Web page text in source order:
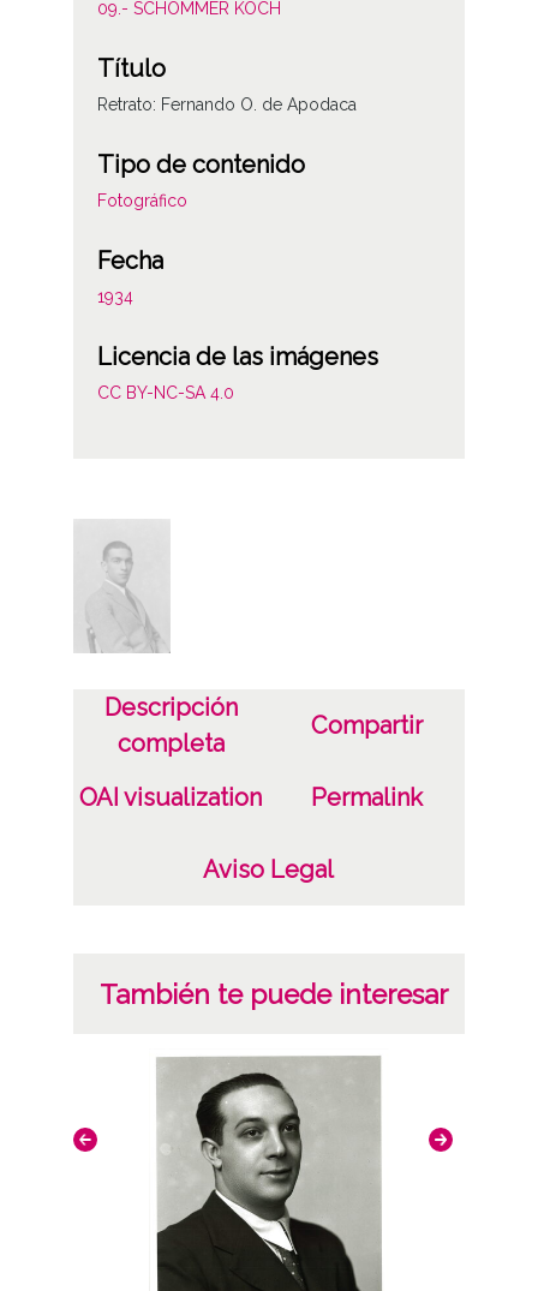
09.- SCHOMMER KOCH
Título
Retrato: Fernando O. de Apodaca
Tipo de contenido
Fotográfico
Fecha
1934
Licencia de las imágenes
CC BY-NC-SA 4.0
Descripción
completa
Compartir
OAI visualization Permalink
Aviso Legal
También te puede interesar